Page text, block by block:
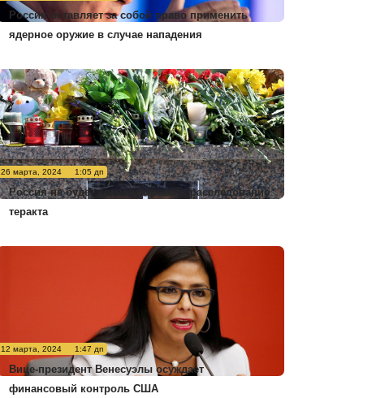
Россия оставляет за собой право применить
ядерное оружие в случае нападения
26 марта, 2024 1:05 дп
Россия не будет комментировать расследование
теракта
12 марта, 2024 1:47 дп
Вице-президент Венесуэлы осуждает
финансовый контроль США